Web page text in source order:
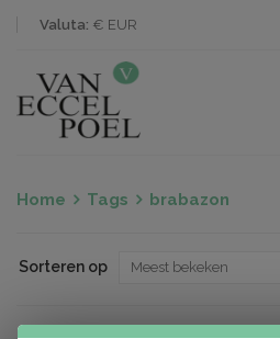
Valuta: € EUR
Home Tags brabazon
Sorteren op